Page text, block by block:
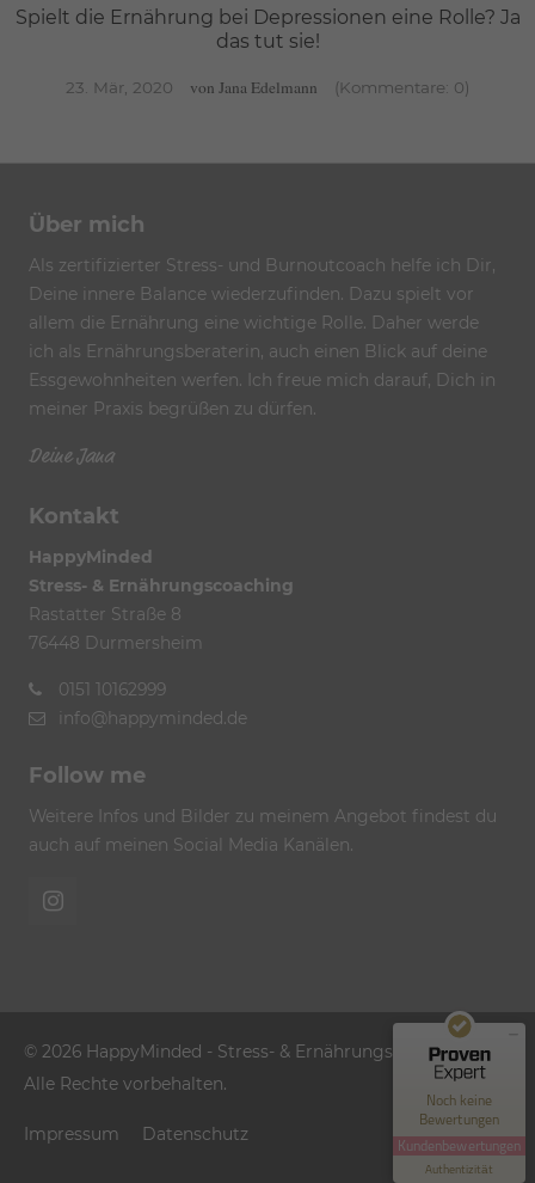
Zu den Mikronährstoffen zählen in erster Linie Vitamine,
Weiterlesen …
Spielt die Ernährung bei Depressionen eine Rolle? Ja
das tut sie!
23. Mär, 2020 von Jana Edelmann (Kommentare: 0)
brauchen vor allem auch die Zellen im Gehirn gute
Weiterlesen …
Über mich
Als zertifizierter Stress- und Burnoutcoach helfe ich Dir,
Deine innere Balance wiederzufinden. Dazu spielt vor
allem die Ernährung eine wichtige Rolle. Daher werde
ich als Ernährungsberaterin, auch einen Blick auf deine
Essgewohnheiten werfen. Ich freue mich darauf, Dich in
meiner Praxis begrüßen zu dürfen.
Deine Jana
Kontakt
HappyMinded
Stress- & Ernährungscoaching
Rastatter Straße 8
76448 Durmersheim
0151 10162999
info@happyminded.de
Follow me
Weitere Infos und Bilder zu meinem Angebot findest du
auch auf meinen Social Media Kanälen.
© 2026 HappyMinded - Stress- & Ernährungscoaching |
Alle Rechte vorbehalten.
Impressum Datenschutz
Noch keine
Bewertungen
Kundenbewertungen
Authentizität
MANGELHAFT
Erfahren Sie mehr über dieses Bewertungssiegel
1.1.1970